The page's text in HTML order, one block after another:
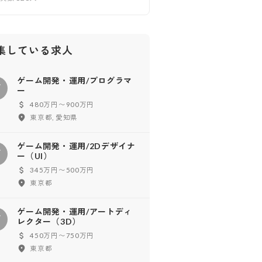
している求人
ゲーム開発・運用/プログラマ
ー
480万円〜900万円
東京都, 愛知県
ゲーム開発・運用/2Dデザイナ
ー（UI）
345万円〜500万円
東京都
ゲーム開発・運用/アートディ
レクター（3D）
450万円〜750万円
東京都